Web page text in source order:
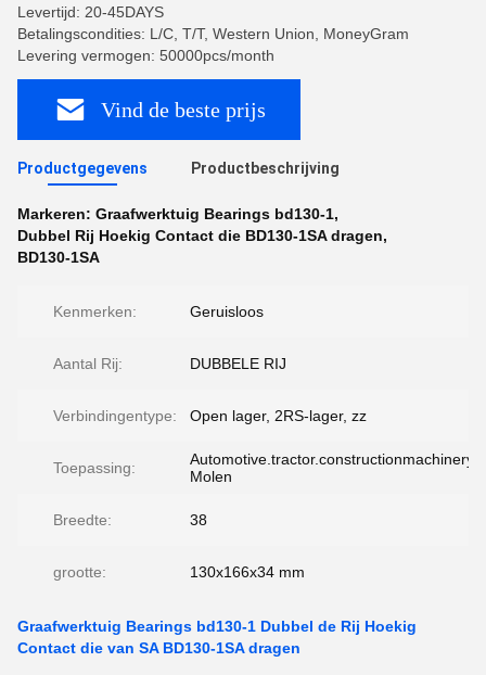
Levertijd: 20-45DAYS
Betalingscondities: L/C, T/T, Western Union, MoneyGram
Levering vermogen: 50000pcs/month
Vind de beste prijs
Productgegevens Productbeschrijving
Markeren: Graafwerktuig Bearings bd130-1,
Dubbel Rij Hoekig Contact die BD130-1SA dragen,
BD130-1SA
Kenmerken: Geruisloos
Aantal Rij: DUBBELE RIJ
Verbindingentype: Open lager, 2RS-lager, zz
Toepassing:
Molen
Breedte: 38
grootte: 130x166x34 mm
Graafwerktuig Bearings bd130-1 Dubbel de Rij Hoekig
Contact die van SA BD130-1SA dragen